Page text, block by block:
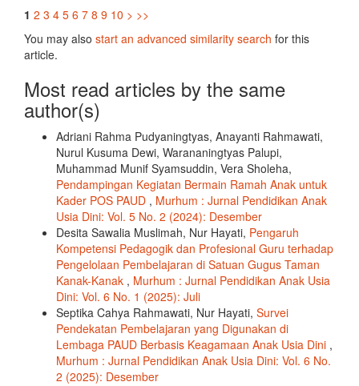
1 2 3 4 5 6 7 8 9 10 > >>
You may also start an advanced similarity search for this
article.
Most read articles by the same
author(s)
Adriani Rahma Pudyaningtyas, Anayanti Rahmawati,
Nurul Kusuma Dewi, Warananingtyas Palupi,
Muhammad Munif Syamsuddin, Vera Sholeha,
Pendampingan Kegiatan Bermain Ramah Anak untuk
Kader POS PAUD , Murhum : Jurnal Pendidikan Anak
Usia Dini: Vol. 5 No. 2 (2024): Desember
Desita Sawalia Muslimah, Nur Hayati, Pengaruh
Kompetensi Pedagogik dan Profesional Guru terhadap
Pengelolaan Pembelajaran di Satuan Gugus Taman
Kanak-Kanak , Murhum : Jurnal Pendidikan Anak Usia
Dini: Vol. 6 No. 1 (2025): Juli
Septika Cahya Rahmawati, Nur Hayati, Survei
Pendekatan Pembelajaran yang Digunakan di
Lembaga PAUD Berbasis Keagamaan Anak Usia Dini ,
Murhum : Jurnal Pendidikan Anak Usia Dini: Vol. 6 No.
2 (2025): Desember